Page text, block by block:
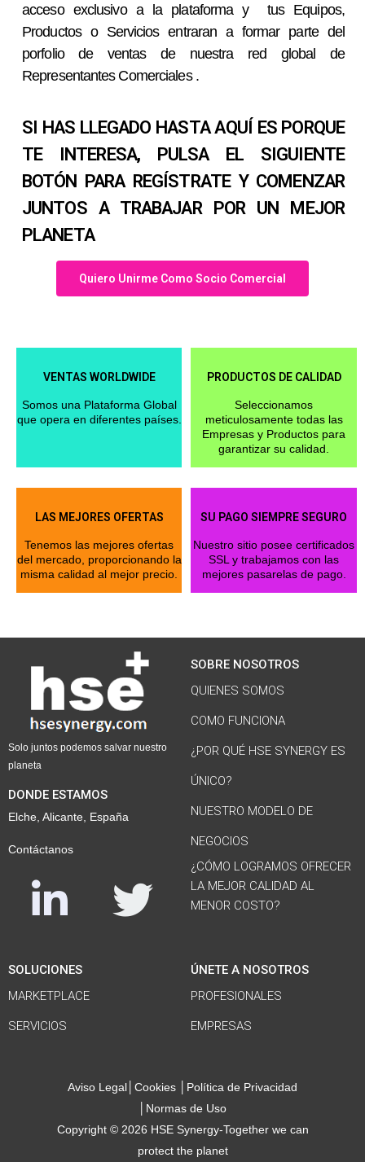
acceso exclusivo a la plataforma y tus Equipos,
Productos o Servicios entraran a formar parte del
porfolio de ventas de nuestra red global de
Representantes Comerciales .
SI HAS LLEGADO HASTA AQUÍ ES PORQUE
TE INTERESA, PULSA EL SIGUIENTE
BOTÓN PARA REGÍSTRATE Y COMENZAR
JUNTOS A TRABAJAR POR UN MEJOR
PLANETA
Quiero Unirme Como Socio Comercial
VENTAS WORLDWIDE
Somos una Plataforma Global
que opera en diferentes países.
PRODUCTOS DE CALIDAD
Seleccionamos
meticulosamente todas las
Empresas y Productos para
garantizar su calidad.
LAS MEJORES OFERTAS
Tenemos las mejores ofertas
del mercado, proporcionando la
misma calidad al mejor precio.
SU PAGO SIEMPRE SEGURO
Nuestro sitio posee certificados
SSL y trabajamos con las
mejores pasarelas de pago.
Solo juntos podemos salvar nuestro
planeta
DONDE ESTAMOS
Elche, Alicante, España
Contáctanos
SOBRE NOSOTROS
QUIENES SOMOS
COMO FUNCIONA
¿POR QUÉ HSE SYNERGY ES
ÚNICO?
NUESTRO MODELO DE
NEGOCIOS
¿CÓMO LOGRAMOS OFRECER
LA MEJOR CALIDAD AL
MENOR COSTO?
SOLUCIONES
MARKETPLACE
SERVICIOS
ÚNETE A NOSOTROS
PROFESIONALES
EMPRESAS
Aviso Legal Cookies
Política de Privacidad
Normas de Uso
Copyright © 2026 HSE Synergy-Together we can
protect the planet